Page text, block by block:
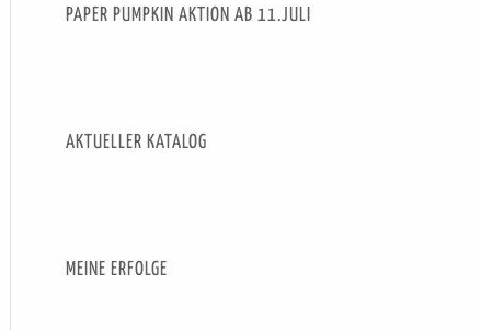
PAPER PUMPKIN AKTION AB 11.JULI
AKTUELLER KATALOG
MEINE ERFOLGE